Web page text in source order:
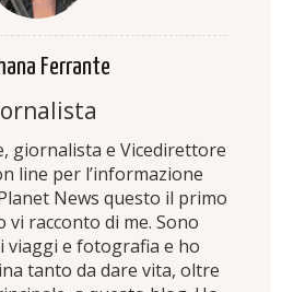
Ferrante
giornalista e Vicedirettore
line per l’informazione
News questo il primo
vi racconto di me. Sono
viaggi e fotografia e ho
tanto da dare vita, oltre